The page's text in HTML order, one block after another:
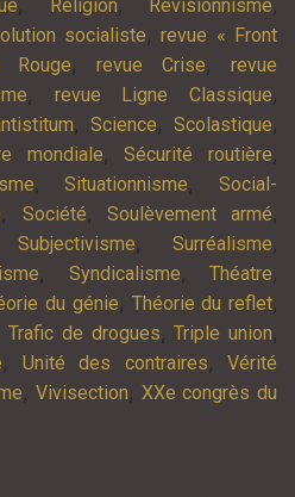
, Religion, Révisionnisme,
socialiste,revue « Front
Rouge, revue Crise, revue
, revue Ligne Classique,
, Science, Scolastique,
mondiale,Sécurité routière,
,Situationnisme,Social-
, Société, Soulèvement armé,
Subjectivisme,Surréalisme,
, Syndicalisme,Théatre,
du génie, Théorie du reflet,
Trafic de drogues,Triple union,
, Unité des contraires,Vérité
,Vivisection, XXe congrès du